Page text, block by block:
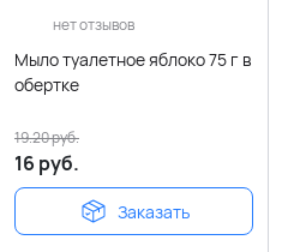
нет отзывов
Мыло туалетное яблоко 75 г в
обертке
16 руб.
19.20руб.
Заказать